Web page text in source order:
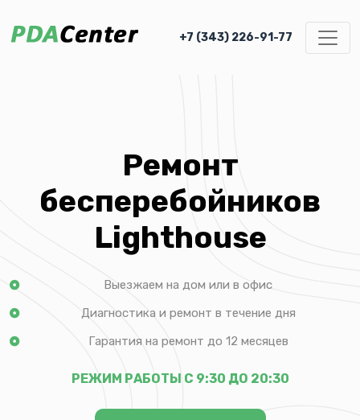
+7 (343) 226-91-77
Ремонт
бесперебойников
Lighthouse
Выезжаем на дом или в офис
Диагностика и ремонт в течение дня
Гарантия на ремонт до 12 месяцев
РЕЖИМ РАБОТЫ С 9:30 ДО 20:30